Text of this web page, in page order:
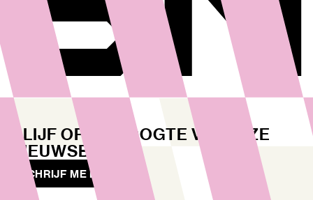
BLIJF OP DE HOOGTE VIA ONZE
NIEUWSBRIEF
SCHRIJF ME IN